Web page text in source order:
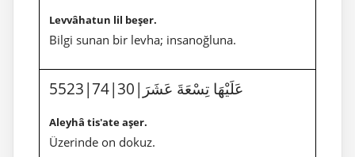
Levvâhatun lil beşer.
Bilgi sunan bir levha; insanoğluna.
5523|74|30|عَلَيْهَا تِسْعَةَ عَشَرَ
Aleyhâ tis'ate aşer.
Üzerinde on dokuz.